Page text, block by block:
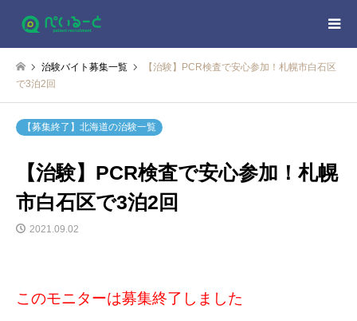
治験バイト募集一覧
【治験】PCR検査で安心参加！札幌市白石区
で3泊2回
【募集終了】北海道の治験一覧
【治験】PCR検査で安心参加！札幌
市白石区で3泊2回
2021.09.02
このモニターは募集終了しました